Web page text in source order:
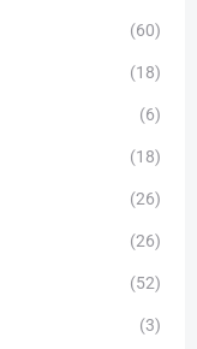
(60)
(18)
(6)
(18)
(26)
(26)
(52)
(3)